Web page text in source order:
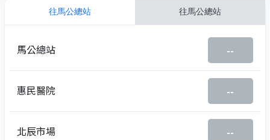
往馬公總站 往馬公總站
馬公總站 --
惠民醫院 --
北辰市場 --